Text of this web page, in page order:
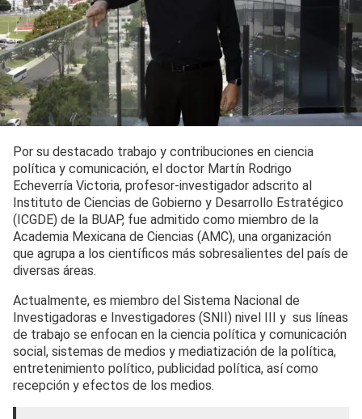
Por su destacado trabajo y contribuciones en ciencia
política y comunicación, el doctor Martín Rodrigo
Echeverría Victoria, profesor-investigador adscrito al
Instituto de Ciencias de Gobierno y Desarrollo Estratégico
(ICGDE) de la BUAP, fue admitido como miembro de la
Academia Mexicana de Ciencias (AMC), una organización
que agrupa a los científicos más sobresalientes del país de
diversas áreas.
Actualmente, es miembro del Sistema Nacional de
Investigadoras e Investigadores (SNII) nivel III y sus líneas
de trabajo se enfocan en la ciencia política y comunicación
social, sistemas de medios y mediatización de la política,
entretenimiento político, publicidad política, así como
recepción y efectos de los medios.